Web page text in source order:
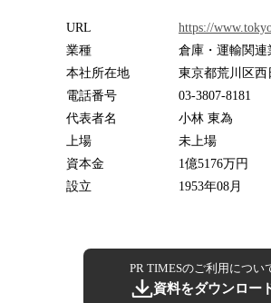
URL
https://
業種
倉庫・運輸関連
本社所在地
東京都荒川区西
電話番号
03-3807-8181
代表者名
小林 東為
上場
未上場
資本金
1億5176万円
設立
1953年08月
PR TIMESのご利用につい
資料をダウンロー